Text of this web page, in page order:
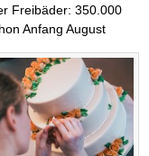
Freibäder: 350.000
Anfang August